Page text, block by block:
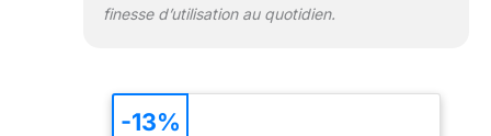
finesse d’utilisation au quotidien.
-13%